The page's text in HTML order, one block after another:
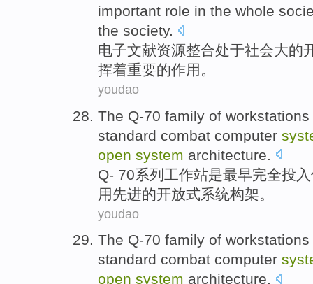
important role in the whole
the society.
电子文献资源整合处于社会大的
挥着重要的作用 。
youdao
The Q-70 family of workstations
standard combat computer
open system architecture.
Q- 70系列工作站是最早完全投
用先进的开放式系统构架。
youdao
The Q-70 family of workstations
standard combat computer
open system architecture.